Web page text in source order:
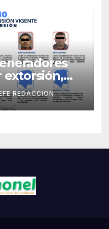
extorsión,
estatal:
REDACCION